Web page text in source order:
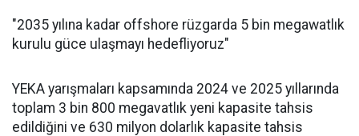
"2035 yılına kadar offshore rüzgarda 5 bin megawatlık
kurulu güce ulaşmayı hedefliyoruz"
YEKA yarışmaları kapsamında 2024 ve 2025 yıllarında
toplam 3 bin 800 megavatlık yeni kapasite tahsis
edildiğini ve 630 milyon dolarlık kapasite tahsis